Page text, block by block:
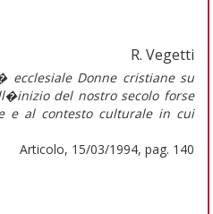
R. Vegetti
ecclesiale Donne cristiane su
del nostro secolo forse
e al contesto culturale in cui
Articolo, 15/03/1994, pag. 140